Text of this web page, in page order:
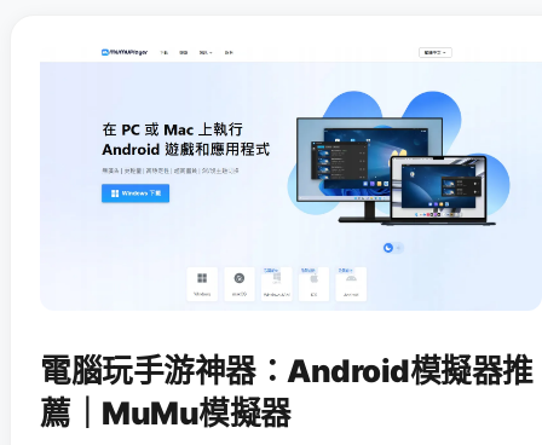
電腦玩手游神器：Android模擬器推
薦｜MuMu模擬器